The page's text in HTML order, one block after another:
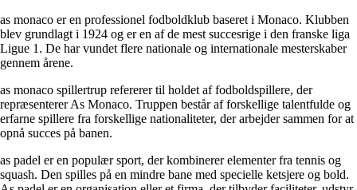
as monaco er en professionel fodboldklub baseret i Monaco. Klubben
blev grundlagt i 1924 og er en af de mest succesrige i den franske liga
Ligue 1. De har vundet flere nationale og internationale mesterskaber
gennem årene.
as monaco spillertrup refererer til holdet af fodboldspillere, der
repræsenterer As Monaco. Truppen består af forskellige talentfulde og
erfarne spillere fra forskellige nationaliteter, der arbejder sammen for at
opnå succes på banen.
as padel er en populær sport, der kombinerer elementer fra tennis og
squash. Den spilles på en mindre bane med specielle ketsjere og bold.